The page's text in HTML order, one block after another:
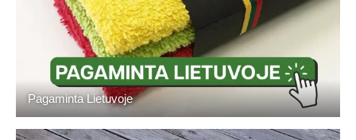
Pagaminta Lietuvoje